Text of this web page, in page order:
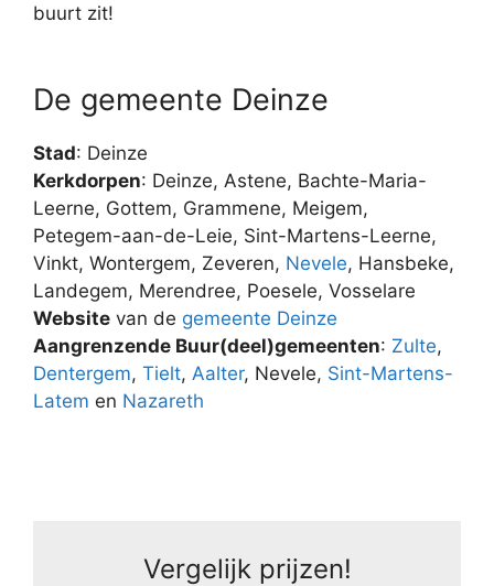
buurt zit!
De gemeente Deinze
Stad: Deinze
Kerkdorpen: Deinze, Astene, Bachte-Maria-
Leerne, Gottem, Grammene, Meigem,
Petegem-aan-de-Leie, Sint-Martens-Leerne,
Vinkt, Wontergem, Zeveren, Nevele, Hansbeke,
Landegem, Merendree, Poesele, Vosselare
Website van de gemeente Deinze
Aangrenzende Buur(deel)gemeenten: Zulte,
Dentergem, Tielt, Aalter, Nevele, Sint-Martens-
Latem en Nazareth
Vergelijk prijzen!